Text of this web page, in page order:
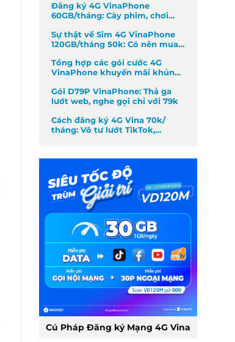
Đăng ký 4G VinaPhone
60GB/tháng: Cày phim, chơi
Sự thật về Sim 4G VinaPhone
120GB/tháng 50k: Có nên mua
Tổng hợp các gói cước 4G
VinaPhone khuyến mãi khủng
Gói D79P VinaPhone: Thả ga
lướt web, nghe gọi chỉ với 79k
Cách đăng ký 4G Vina 70k/
tháng: Vô tư lướt TikTok,
Cú Pháp Đăng ký Mạng 4G Vina